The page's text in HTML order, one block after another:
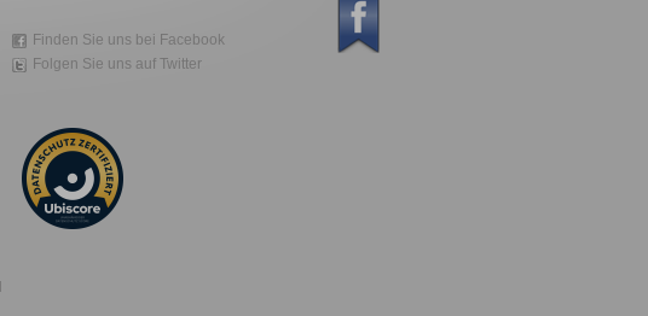
Finden Sie uns bei Facebook
Folgen Sie uns auf Twitter